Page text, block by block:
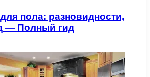
пола: разновидности,
— Полный гид